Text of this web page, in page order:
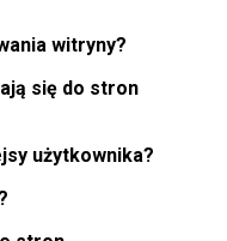
witryny?
się do stron
użytkownika?